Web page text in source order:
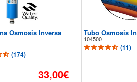
Osmosis Inversa
(174)
33,00€
Tubo Osmosis
104500
(11)